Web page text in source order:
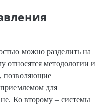
можно разделить на
относятся методологии и
позволяющие
для
Ко второму – системы